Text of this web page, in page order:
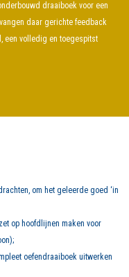
draaiboek voor een
daar gerichte feedback
een volledig en toegespitst
om het geleerde goed ‘in
op hoofdlijnen maken voor
oefendraaiboek uitwerken